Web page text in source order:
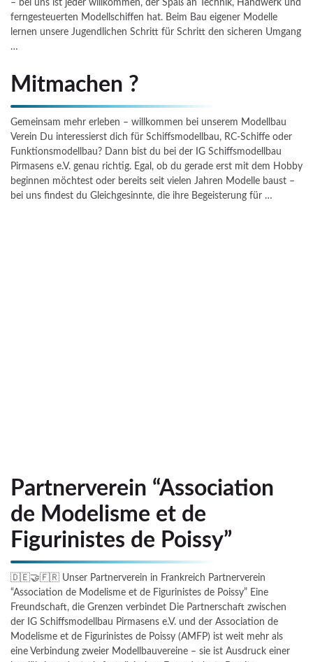
– bei uns ist jeder willkommen, der Spaß an Technik, Handwerk und
ferngesteuerten Modellschiffen hat. Beim Bau eigener Modelle
lernen unsere Jugendlichen Schritt für Schritt den sicheren Umgang
…
Mitmachen ?
Gemeinsam mehr erleben – willkommen bei unserem Modellbau
Verein Du interessierst dich für Schiffsmodellbau, RC-Schiffe oder
Funktionsmodellbau? Dann bist du bei der IG Schiffsmodellbau
Pirmasens e.V. genau richtig. Egal, ob du gerade erst mit dem Hobby
beginnen möchtest oder bereits seit vielen Jahren Modelle baust –
bei uns findest du Gleichgesinnte, die ihre Begeisterung für …
Partnerverein “Association
de Modelisme et de
Figurinistes de Poissy”
🇩🇪🤝🇫🇷 Unser Partnerverein in Frankreich Partnerverein
“Association de Modelisme et de Figurinistes de Poissy” Eine
Freundschaft, die Grenzen verbindet Die Partnerschaft zwischen
der IG Schiffsmodellbau Pirmasens e.V. und der Association de
Modelisme et de Figurinistes de Poissy (AMFP) ist weit mehr als
eine Verbindung zweier Modellbauvereine – sie ist Ausdruck einer